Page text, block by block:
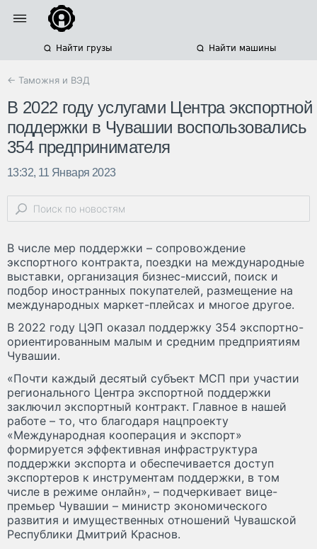
Найти грузы Найти машины
← Таможня и ВЭД
В 2022 году услугами Центра экспортной
поддержки в Чувашии воспользовались
354 предпринимателя
13:32, 11 Января 2023
В числе мер поддержки – сопровождение
экспортного контракта, поездки на международные
выставки, организация бизнес-миссий, поиск и
подбор иностранных покупателей, размещение на
международных маркет-плейсах и многое другое.
В 2022 году ЦЭП оказал поддержку 354 экспортно-
ориентированным малым и средним предприятиям
Чувашии.
«Почти каждый десятый субъект МСП при участии
регионального Центра экспортной поддержки
заключил экспортный контракт. Главное в нашей
работе – то, что благодаря нацпроекту
«Международная кооперация и экспорт»
формируется эффективная инфраструктура
поддержки экспорта и обеспечивается доступ
экспортеров к инструментам поддержки, в том
числе в режиме онлайн», – подчеркивает вице-
премьер Чувашии – министр экономического
развития и имущественных отношений Чувашской
Республики Дмитрий Краснов.